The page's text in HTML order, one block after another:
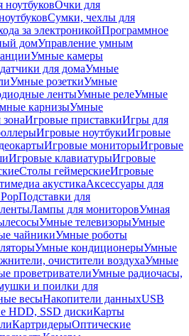
ноутбуковОчки для
Сумки, чехлы для
за электроникойПрограммное
домУправление умным
Умные камеры
для домаУмные
Умные розеткиУмные
лентыУмные релеУмные
карнизыУмные
Игровые приставкиИгры для
Игровые ноутбукиИгровые
Игровые мониторыИгровые
Игровые клавиатурыИгровые
Столы геймерскиеИгровые
акустикаАксессуары для
Подставки для
Лампы для мониторовУмная
Умные телевизорыУмные
чайникиУмные роботы
Умные кондиционерыУмные
очистители воздухаУмные
проветривателиУмные радиочасы,
и поилки для
весыНакопители данныхUSB
HDD, SSD дискиКарты
КартридерыОптические